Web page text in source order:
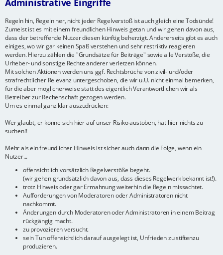
Administrative Eingriffe
Regeln hin, Regeln her, nicht jeder Regelverstoß ist auch gleich eine Todsünde!
Zumeist ist es mit einem freundlichen Hinweis getan und wir gehen davon aus,
dass der betreffende Nutzer diesen künftig beherzigt. Andererseits gibt es auch
einiges, wo wir gar keinen Spaß verstehen und sehr restriktiv reagieren
werden. Hierzu zählen die "Grundsätze für Beiträge" sowie alle Verstöße, die
Urheber- und sonstige Rechte anderer verletzen können.
Mit solchen Aktionen werden uns ggf. Rechtsbrüche von zivil- und/oder
strafrechtlicher Relevanz untergeschoben, die wir u.U. nicht einmal bemerken,
für die aber möglicherweise statt des eigentlich Verantwortlichen wir als
Betreiber zur Rechenschaft gezogen werden.
Um es einmal ganz klar auszudrücken:
Wer glaubt, er könne sich hier auf unser Risiko austoben, hat hier nichts zu
suchen!!
Mehr als ein freundlicher Hinweis ist sicher auch dann die Folge, wenn ein
Nutzer...
offensichtlich vorsätzlich Regelverstöße begeht.
(wir gehen grundsätzlich davon aus, dass dieses Regelwerk bekannt ist!).
trotz Hinweis oder gar Ermahnung weiterhin die Regeln missachtet.
Aufforderungen von Moderatoren oder Administratoren nicht
nachkommt.
Änderungen durch Moderatoren oder Administratoren in einem Beitrag
rückgängig macht.
zu provozieren versucht.
sein Tun offensichtlich darauf ausgelegt ist, Unfrieden zu stiftenzu
produzieren.